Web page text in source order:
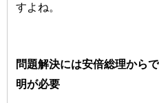
すよね。
問題解決には安倍総理から
明が必要